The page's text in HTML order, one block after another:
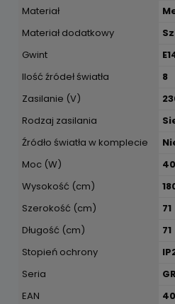
Materiał
Materiał dodatkowy
Gwint
Ilość źródeł światła
8
Zasilanie (V)
Rodzaj zasilania
Źródło światła w komplecie
Moc (W)
Wysokość (cm)
Szerokość (cm)
71
Długość (cm)
71
Stopień ochrony
Seria
EAN